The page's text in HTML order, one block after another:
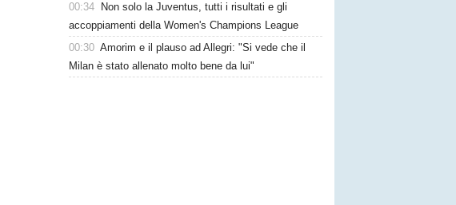
00:34
Non solo la Juventus, tutti i risultati e gli
accoppiamenti della Women's Champions League
00:30 Amorim e il plauso ad Allegri: "Si vede che il
Milan è stato allenato molto bene da lui"